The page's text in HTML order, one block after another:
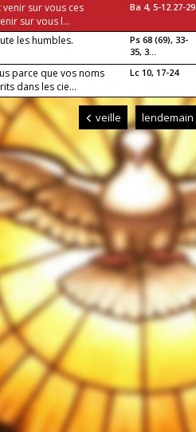
sur vous ces
sur vous l...
Ba 4, 5-12.27-29
les humbles.
Ps 68 (69), 33-
35, 3...
parce que vos noms
dans les cie...
Lc 10, 17-24
veille lendemain